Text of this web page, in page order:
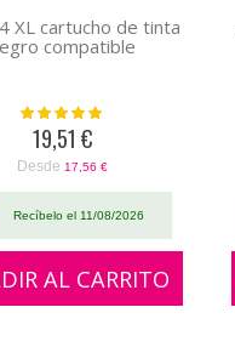
XL cartucho de tinta
compatible
Valoración:
19,51 €
Desde 17,56 €
Recíbelo el 11/08/2026
AL CARRITO